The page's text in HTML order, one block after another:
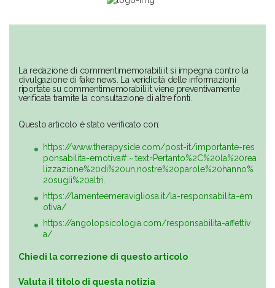
La redazione di commentimemorabili.it si impegna contro la
divulgazione di fake news. La veridicità delle informazioni
riportate su commentimemorabili.it viene preventivamente
verificata tramite la consultazione di altre fonti.
Questo articolo è stato verificato con:
https://www.therapyside.com/post-it/importante-res
ponsabilita-emotiva#:~:text=Pertanto%2C%20la%20rea
lizzazione%20di%20un,nostre%20parole%20hanno%
20sugli%20altri.
https://lamenteemeravigliosa.it/la-responsabilita-em
otiva/
https://angolopsicologia.com/responsabilita-affettiv
a/
Chiedi la correzione di questo articolo
Valuta il titolo di questa notizia